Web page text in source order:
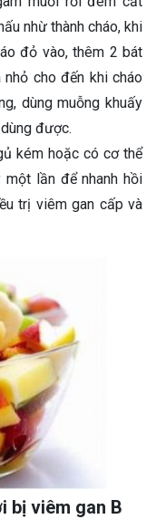
nhừ thành cháo, khi
đỏ vào, thêm 2 bát
cho đến khi cháo
dùng muỗng khuấy
được.
kém hoặc có cơ thể
một lần để nhanh hồi
trị viêm gan cấp và
bị viêm gan B